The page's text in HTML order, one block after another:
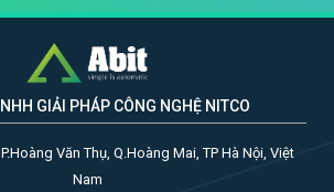
GIẢI PHÁP CÔNG NGHỆ NITCO
Văn Thụ, Q.Hoàng Mai, TP Hà Nội, Việt
Nam